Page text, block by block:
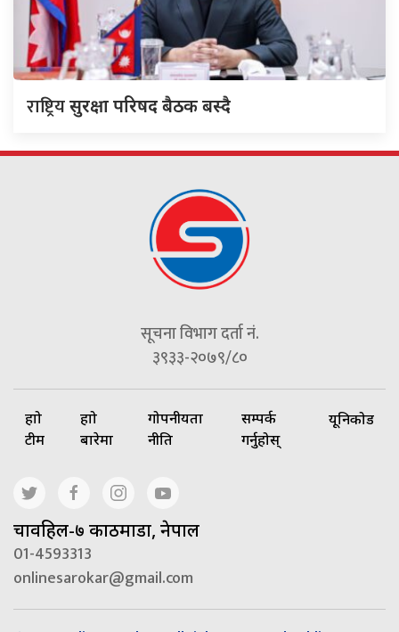
राष्ट्रियसुरक्षा परिषद बैठक बस्दै
सूचना विभाग दर्ता नं.
३९३३-२०७९/८०
हाम्रो
टीम
हाम्रो
बारेमा
गोपनीयता
नीति
सम्पर्क
गर्नुहोस्
यूनिकोड
चावहिल-७ काठमाडौं, नेपाल
01-4593313
onlinesarokar@gmail.com